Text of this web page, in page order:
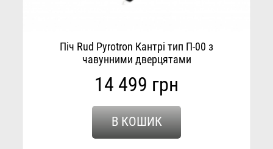
Піч Rud Pyrotron Кантрі тип П-00 з
чавунними дверцятами
14 499 грн
В КОШИК